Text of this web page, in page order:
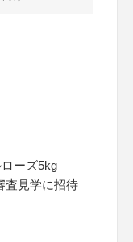
ーズ5kg
査見学に招待